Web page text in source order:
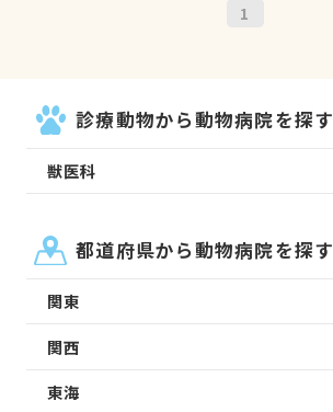
1
診療動物から動物病院を探す
獣医科
都道府県から動物病院を探す
関東
関西
東海